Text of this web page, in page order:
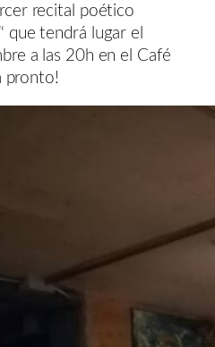
recital poético
‘ que tendrá lugar el
a las 20h en el Café
pronto!